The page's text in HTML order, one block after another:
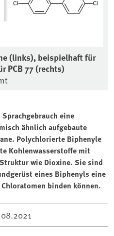
(links), beispielhaft für
PCB 77 (rechts)
eine
ähnlich aufgebaute
Polychlorierte Biphenyle
Kohlenwasserstoffe mit
wie Dioxine. Sie sind
eines Biphenyls eine
binden können.